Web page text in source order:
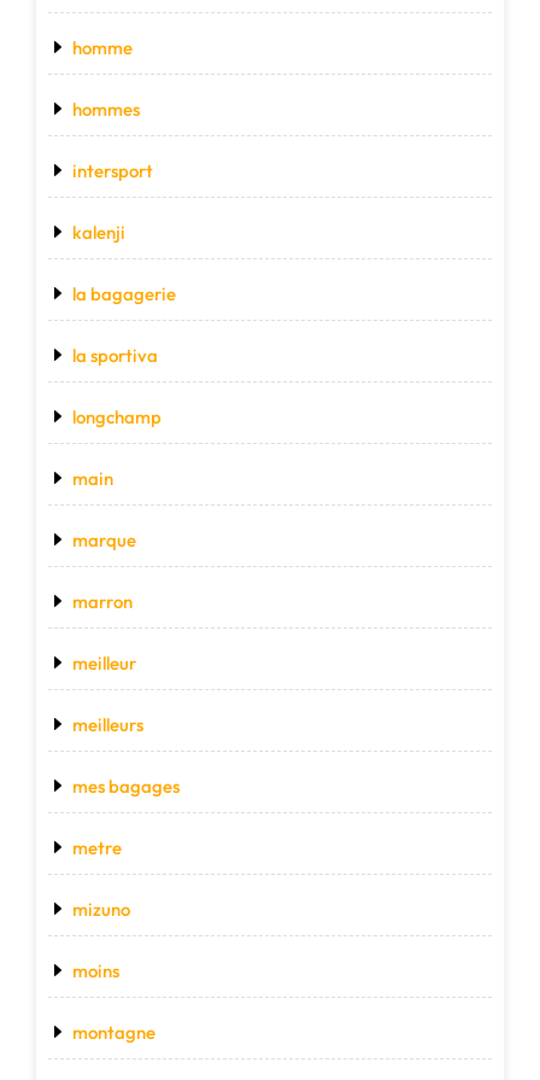
homme
hommes
intersport
kalenji
la bagagerie
la sportiva
longchamp
main
marque
marron
meilleur
meilleurs
mes bagages
metre
mizuno
moins
montagne